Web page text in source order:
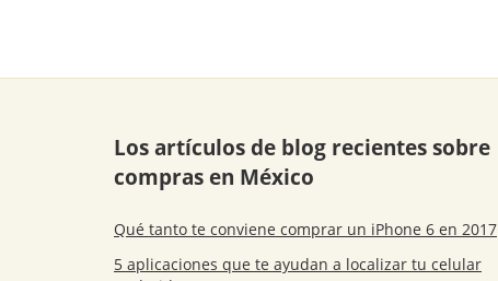
Los artículos de blog recientes sobre
compras en México
Qué tanto te conviene comprar un iPhone 6 en 2017
5 aplicaciones que te ayudan a localizar tu celular